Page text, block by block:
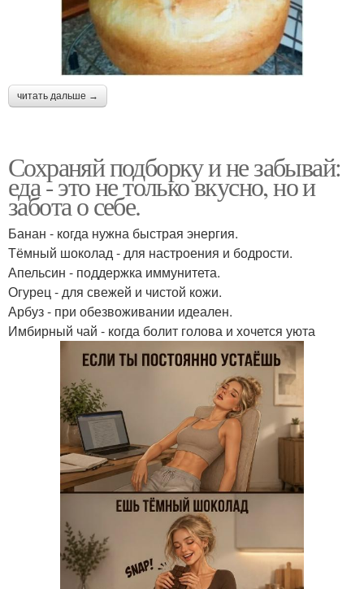
читать дальше →
Сохраняй подборку и не забывай:
еда - это не только вкусно, но и
забота о себе.
Банан - когда нужна быстрая энергия.
Тёмный шоколад - для настроения и бодрости.
Апельсин - поддержка иммунитета.
Огурец - для свежей и чистой кожи.
Арбуз - при обезвоживании идеален.
Имбирный чай - когда болит голова и хочется уюта